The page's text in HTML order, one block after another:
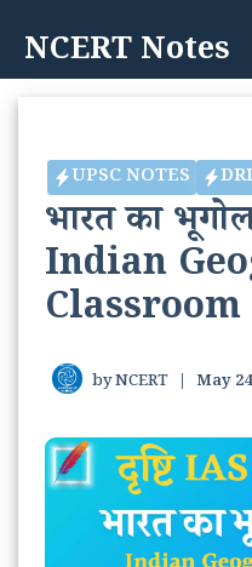
content
NCERT Notes
UPSC NOTES
भारत का
Indian
byNCERT | May